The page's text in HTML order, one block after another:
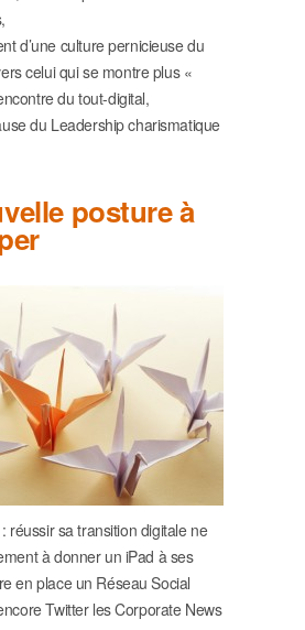
d’une culture pernicieuse du
celui qui se montre plus «
du tout-digital,
du Leadership charismatique
posture à
réussir sa transition digitale ne
à donner un iPad à ses
en place un Réseau Social
Twitter les Corporate News